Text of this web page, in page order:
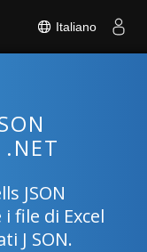
Italiano
JSON
file di Excel
J SON.